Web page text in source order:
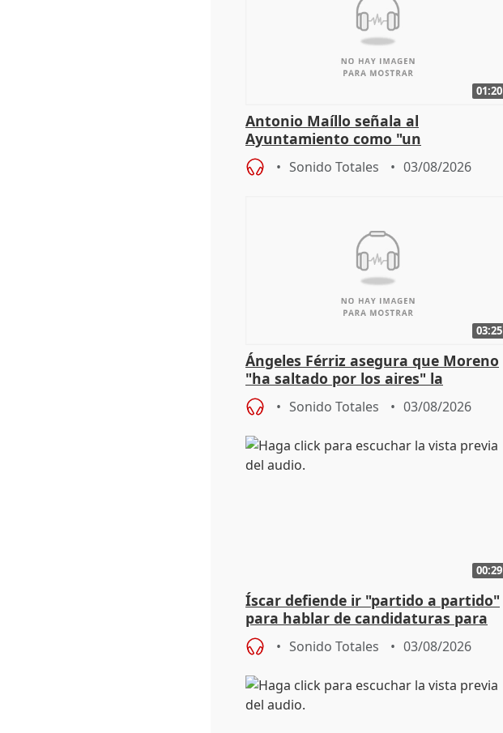
01:20
Antonio Maíllo señala al
Ayuntamiento como "un
especulador más" sobre viviendas de
Jiménez Becerril
Sonido Totales 03/08/2026
03:25
Ángeles Férriz asegura que Moreno
"ha saltado por los aires" la
negociación tras acuerdo con SMA
Sonido Totales 03/08/2026
00:29
Íscar defiende ir "partido a partido"
para hablar de candidaturas para
2027
Sonido Totales 03/08/2026